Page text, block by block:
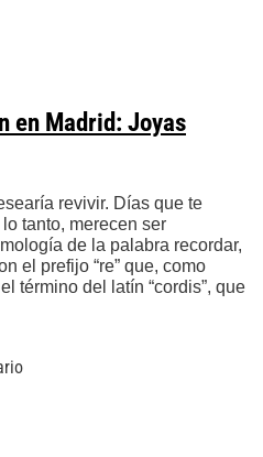
en Madrid: Joyas
revivir. Días que te
tanto, merecen ser
de la palabra recordar,
el prefijo “re” que, como
término del latín “cordis”, que